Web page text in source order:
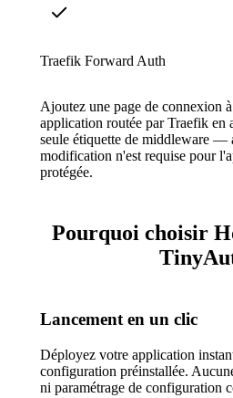
Traefik Forward Auth
Ajoutez une page de connexion
application routée par Traefik en
seule étiquette de middleware —
modification n'est requise pour
protégée.
Pourquoi choisir
Lancement en un clic
Déployez votre application
configuration préinstallée.
ni paramétrage de configuration